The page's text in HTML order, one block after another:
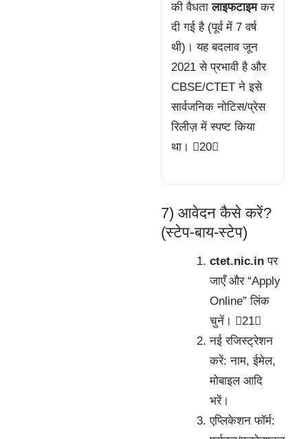
की वैधतालाइफटाइमकर
दी गई है (पूर्व में 7 वर्ष
थी)। यह बदलाव जून
2021 से प्रभावी है और
CBSE/CTET ने इसे
सार्वजनिक नोटिस/प्रेस
रिलीज़ में स्पष्ट किया
था। 20
7) आवेदन कैसे करें?
(स्टेप-बाय-स्टेप)
ctet.nic.in पर
जाएँ और “Apply
Online” लिंक
चुनें। 21
नई रजिस्ट्रेशन
करें: नाम, ईमेल,
मोबाइल आदि
भरें।
एप्लिकेशन फॉर्म: